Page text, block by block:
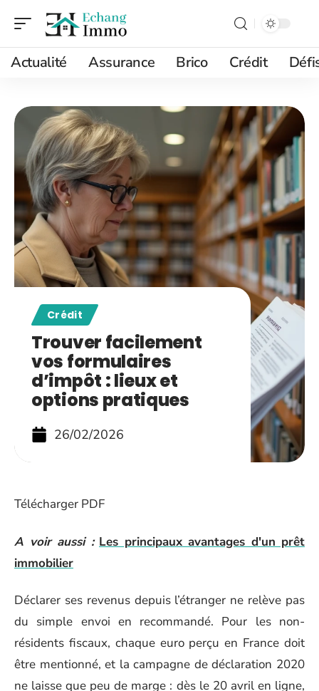
Actualité Assurance Brico Crédit
Crédit
Trouver facilement
vos formulaires
d’impôt : lieux et
options pratiques
26/02/2026
Télécharger PDF
A voir aussi : Les principaux avantages d'un prêt
immobilier
Déclarer ses revenus depuis l’étranger ne relève pas
du simple envoi en recommandé. Pour les non-
résidents fiscaux, chaque euro perçu en France doit
être mentionné, et la campagne de déclaration 2020
ne laisse que peu de marge : dès le 20 avril en ligne,